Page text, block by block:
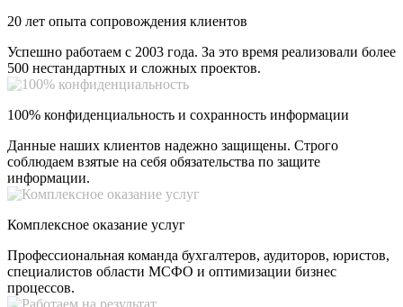
20 лет опыта сопровождения клиентов
Успешно работаем с 2003 года. За это время реализовали более
500 нестандартных и сложных проектов.
100% конфиденциальность и сохранность информации
Данные наших клиентов надежно защищены. Строго
соблюдаем взятые на себя обязательства по защите
информации.
Комплексное оказание услуг
Профессиональная команда бухгалтеров, аудиторов, юристов,
специалистов области МСФО и оптимизации бизнес
процессов.